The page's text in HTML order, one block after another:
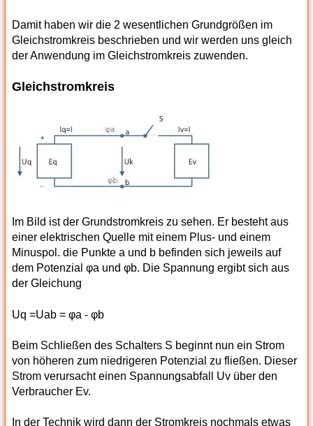
Damit haben wir die 2 wesentlichen Grundgrößen im
Gleichstromkreis beschrieben und wir werden uns gleich
der Anwendung im Gleichstromkreis zuwenden.
Gleichstromkreis
Im Bild ist der Grundstromkreis zu sehen. Er besteht aus
einer elektrischen Quelle mit einem Plus- und einem
Minuspol. die Punkte a und b befinden sich jeweils auf
dem Potenzial φa und φb. Die Spannung ergibt sich aus
der Gleichung
Uq =Uab = φa - φb
Beim Schließen des Schalters S beginnt nun ein Strom
von höheren zum niedrigeren Potenzial zu fließen. Dieser
Strom verursacht einen Spannungsabfall Uv über den
Verbraucher Ev.
In der Technik wird dann der Stromkreis nochmals etwas